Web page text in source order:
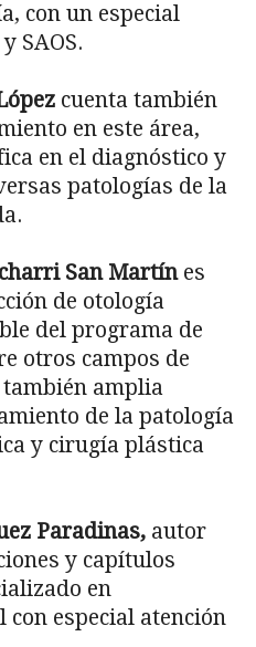
con un especial
SAOS.
cuenta también
en este área,
en el diagnóstico y
patologías de la
San Martínes
de otología
del programa de
otros campos de
también amplia
de la patología
y cirugía plástica
Paradinas, autor
y capítulos
en
especial atención